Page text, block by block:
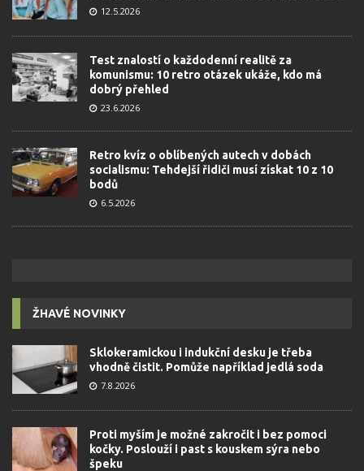
12.5.2026
Test znalostí o každodenní realitě za
komunismu: 10 retro otázek ukáže, kdo má
dobrý přehled
23.6.2026
Retro kvíz o oblíbených autech v dobách
socialismu: Tehdejší řidiči musí získat 10 z 10
bodů
6.5.2026
ŽHAVÉ NOVINKY
Sklokeramickou i indukční desku je třeba
vhodně čistit. Pomůže například jedlá soda
7.8.2026
Proti myším je možné zakročit i bez pomoci
kočky. Poslouží i past s kouskem sýra nebo
špeku